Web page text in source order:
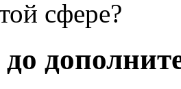
сфере?
до